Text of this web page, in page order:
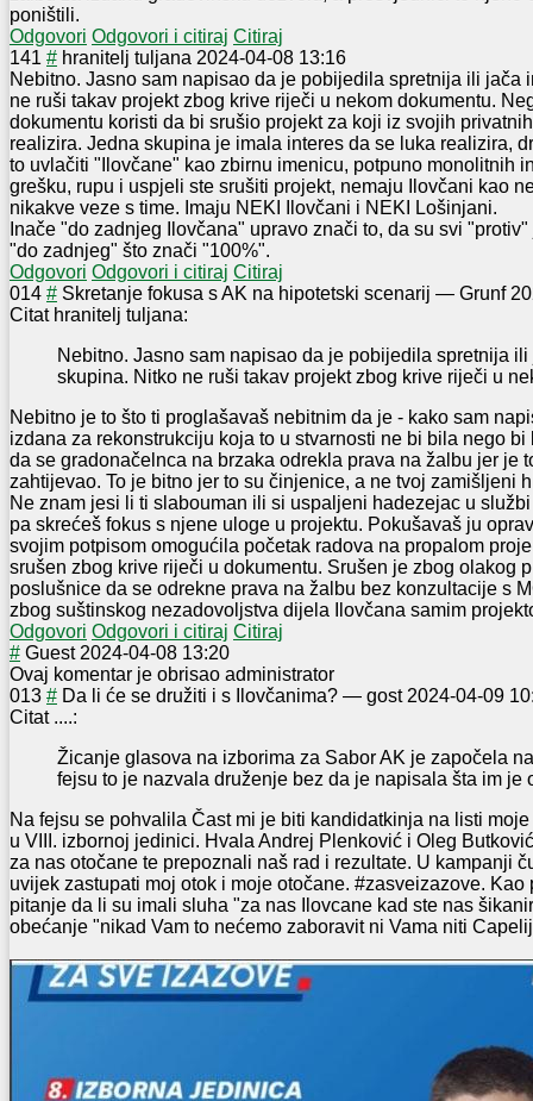
poništili.
Odgovori Odgovori i citiraj Citiraj
141 # hranitelj tuljana 2024-04-08 13:16
Nebitno. Jasno sam napisao da je pobijedila spretnija ili jača
ne ruši takav projekt zbog krive riječi u nekom dokumentu.
dokumentu koristi da bi srušio projekt za koji iz svojih
realizira. Jedna skupina je imala interes da se luka realizira,
to uvlačiti "Ilovčane" kao zbirnu imenicu, potpuno monolitnih
grešku, rupu i uspjeli ste srušiti projekt, nemaju Ilovčani kao
nikakve veze s time. Imaju NEKI Ilovčani i NEKI Lošinjani.
Inače "do zadnjeg Ilovčana" upravo znači to, da su svi
"do zadnjeg" što znači "100%".
Odgovori Odgovori i citiraj Citiraj
014 # Skretanje fokusa s AK na hipotetski scenarij — Grunf
Citat hranitelj tuljana:
Nebitno. Jasno sam napisao da je pobijedila spretnija
skupina. Nitko ne ruši takav projekt zbog krive riječi u
Nebitno je to što ti proglašavaš nebitnim da je - kako sam
izdana za rekonstrukciju koja to u stvarnosti ne bi bila nego
da se gradonačelnca na brzaka odrekla prava na žalbu jer je
zahtijevao. To je bitno jer to su činjenice, a ne tvoj zamišljeni
Ne znam jesi li ti slabouman ili si uspaljeni hadezejac u
pa skrećeš fokus s njene uloge u projektu. Pokušavaš ju
svojim potpisom omogućila početak radova na propalom
srušen zbog krive riječi u dokumentu. Srušen je zbog olakog
poslušnice da se odrekne prava na žalbu bez konzultacije s
zbog suštinskog nezadovoljstva dijela Ilovčana samim
Odgovori Odgovori i citiraj Citiraj
# Guest 2024-04-08 13:20
Ovaj komentar je obrisao administrator
013 # Da li će se družiti i s Ilovčanima? — gost 2024-04-09
Citat ....:
Žicanje glasova na izborima za Sabor AK je započela
fejsu to je nazvala druženje bez da je napisala šta im je
Na fejsu se pohvalila Čast mi je biti kandidatkinja na listi
u VIII. izbornoj jedinici. Hvala Andrej Plenković i Oleg
za nas otočane te prepoznali naš rad i rezultate. U kampanji
uvijek zastupati moj otok i moje otočane. #zasveizazove. Kao
pitanje da li su imali sluha "za nas Ilovcane kad ste nas
obećanje "nikad Vam to nećemo zaboravit ni Vama niti